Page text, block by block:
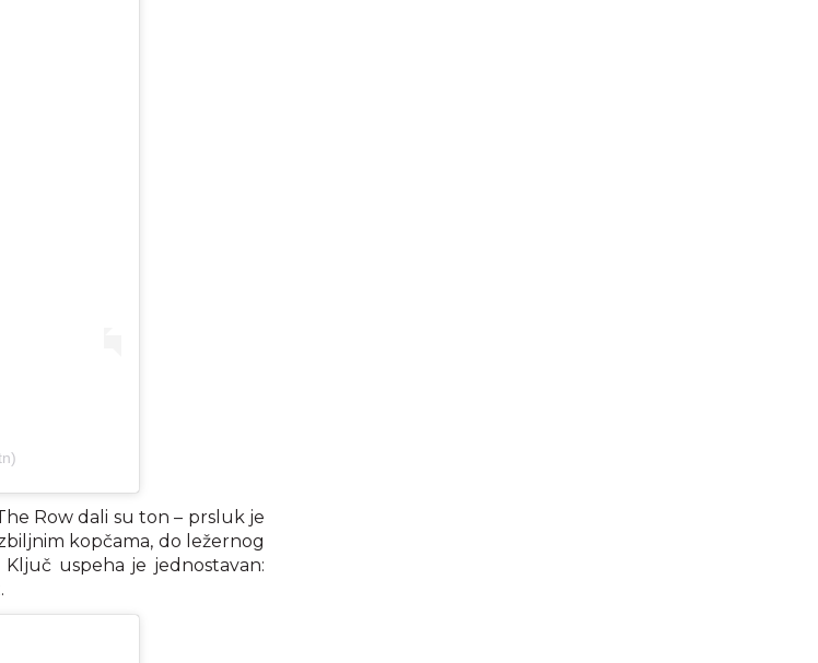
Row dali su ton – prsluk je
kopčama, do ležernog
uspeha je jednostavan: